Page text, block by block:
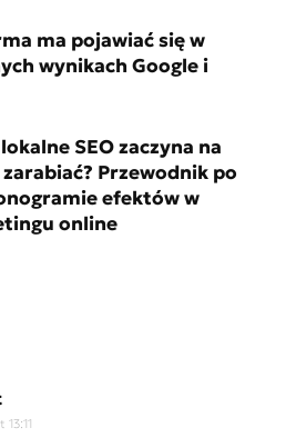
ma pojawiać się w
wynikach Google i
SEO zaczyna na
Przewodnik po
efektów w
online
13:11